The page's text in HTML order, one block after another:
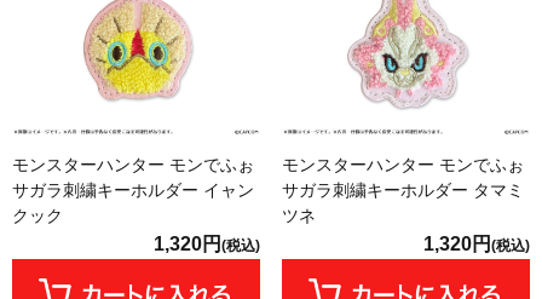
モンスターハンター モンでふぉ
サガラ刺繍キーホルダー イャン
クック
1,320円 (税込)
モンスターハンター モンでふぉ
サガラ刺繍キーホルダー タマミ
ツネ
1,320円 (税込)